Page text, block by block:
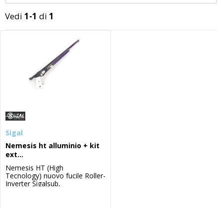
Disponibili
Vedi 1-1 di 1
Sigal
Nemesis ht alluminio + kit
ext...
Nemesis HT (High
Tecnology) nuovo fucile Roller-
Inverter Sigalsub,